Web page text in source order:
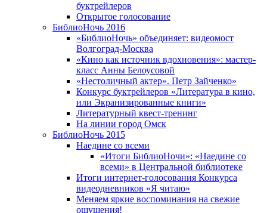
буктрейлеров
Открытое голосование
БиблиоНочь 2016
«БиблиоНочь» объединяет: видеомост
Волгоград-Москва
«Кино как источник вдохновения»: мастер-
класс Анны Белоусовой
«Нестоличный актер». Петр Зайченко»
Конкурс буктрейлеров «Литература в кино,
или Экранизированные книги»
Литературный квест-тренинг
На линии город Омск
БиблиоНочь 2015
Наедине со всеми
«Итоги БиблиоНочи»: «Наедине со
всеми» в Центральной библиотеке
Итоги интернет-голосования Конкурса
видеодневников «Я читаю»
Меняем яркие воспоминания на свежие
ощущения!